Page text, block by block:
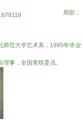
局部：
范大学艺术系，1995年毕
事，全国青联委员。